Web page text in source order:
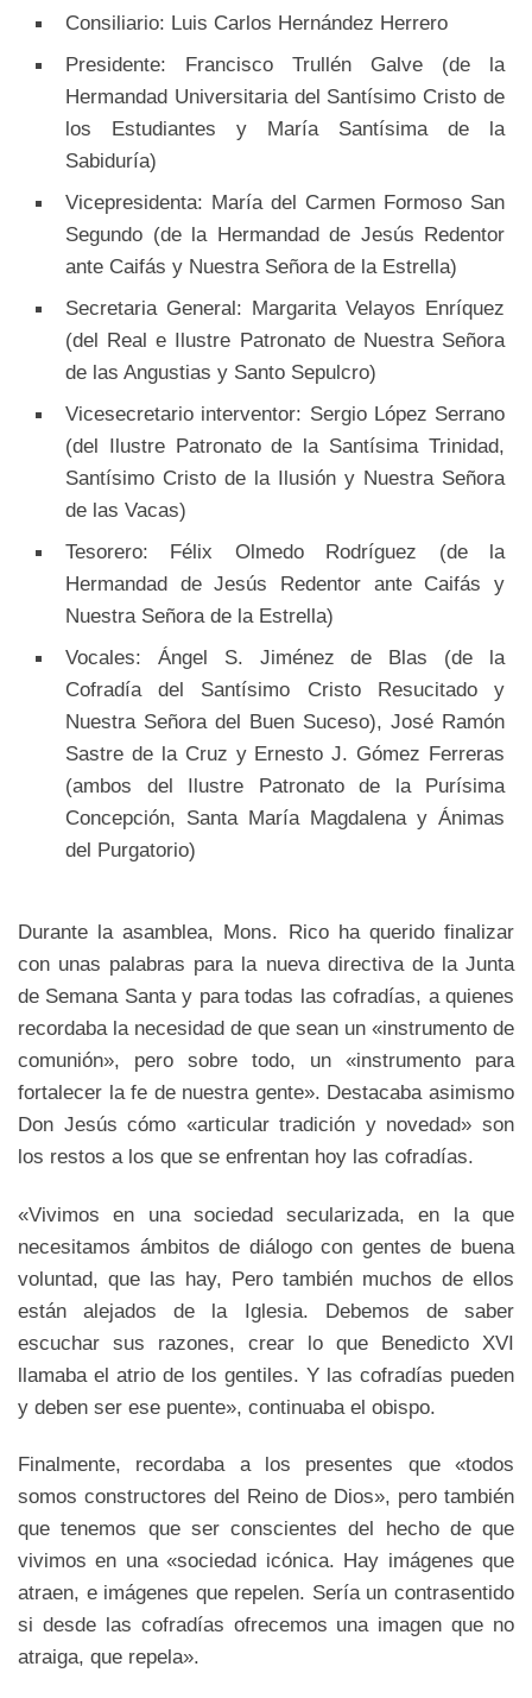
Consiliario: Luis Carlos Hernández Herrero
Presidente: Francisco Trullén Galve (de la
Hermandad Universitaria del Santísimo Cristo de
los Estudiantes y María Santísima de la
Sabiduría)
Vicepresidenta: María del Carmen Formoso San
Segundo (de la Hermandad de Jesús Redentor
ante Caifás y Nuestra Señora de la Estrella)
Secretaria General: Margarita Velayos Enríquez
(del Real e Ilustre Patronato de Nuestra Señora
de las Angustias y Santo Sepulcro)
Vicesecretario interventor: Sergio López Serrano
(del Ilustre Patronato de la Santísima Trinidad,
Santísimo Cristo de la Ilusión y Nuestra Señora
de las Vacas)
Tesorero: Félix Olmedo Rodríguez (de la
Hermandad de Jesús Redentor ante Caifás y
Nuestra Señora de la Estrella)
Vocales: Ángel S. Jiménez de Blas (de la
Cofradía del Santísimo Cristo Resucitado y
Nuestra Señora del Buen Suceso), José Ramón
Sastre de la Cruz y Ernesto J. Gómez Ferreras
(ambos del Ilustre Patronato de la Purísima
Concepción, Santa María Magdalena y Ánimas
del Purgatorio)
Durante la asamblea, Mons. Rico ha querido finalizar
con unas palabras para la nueva directiva de la Junta
de Semana Santa y para todas las cofradías, a quienes
recordaba la necesidad de que sean un «instrumento de
comunión», pero sobre todo, un «instrumento para
fortalecer la fe de nuestra gente». Destacaba asimismo
Don Jesús cómo «articular tradición y novedad» son
los restos a los que se enfrentan hoy las cofradías.
«Vivimos en una sociedad secularizada, en la que
necesitamos ámbitos de diálogo con gentes de buena
voluntad, que las hay, Pero también muchos de ellos
están alejados de la Iglesia. Debemos de saber
escuchar sus razones, crear lo que Benedicto XVI
llamaba el atrio de los gentiles. Y las cofradías pueden
y deben ser ese puente», continuaba el obispo.
Finalmente, recordaba a los presentes que «todos
somos constructores del Reino de Dios», pero también
que tenemos que ser conscientes del hecho de que
vivimos en una «sociedad icónica. Hay imágenes que
atraen, e imágenes que repelen. Sería un contrasentido
si desde las cofradías ofrecemos una imagen que no
atraiga, que repela».